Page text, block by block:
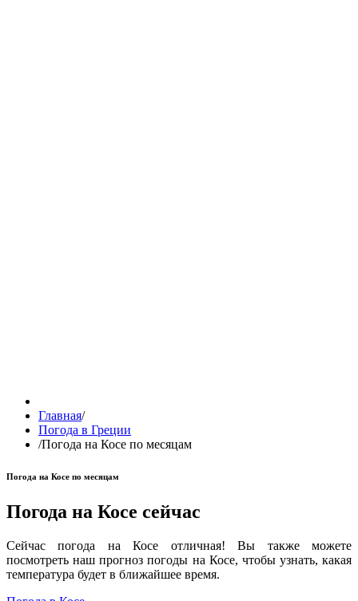
Главная/
Погода в Греции
/Погода на Косе по месяцам
Погода на Косе по месяцам
Погода на Косе сейчас
Сейчас погода на Косе отличная! Вы также можете
посмотреть наш прогноз погоды на Косе, чтобы узнать, какая
температура будет в ближайшее время.